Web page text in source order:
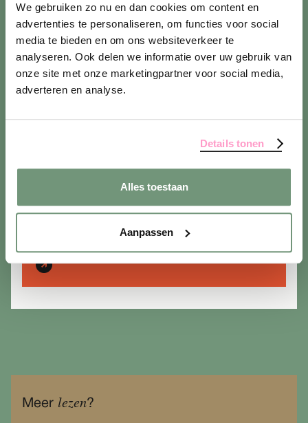
We gebruiken zo nu en dan cookies om content en
advertenties te personaliseren, om functies voor social
media te bieden en om ons websiteverkeer te
analyseren. Ook delen we informatie over uw gebruik van
onze site met onze marketingpartner voor social media,
adverteren en analyse.
Details tonen
Alles toestaan
Aanpassen
Gebouw
Meer lezen?